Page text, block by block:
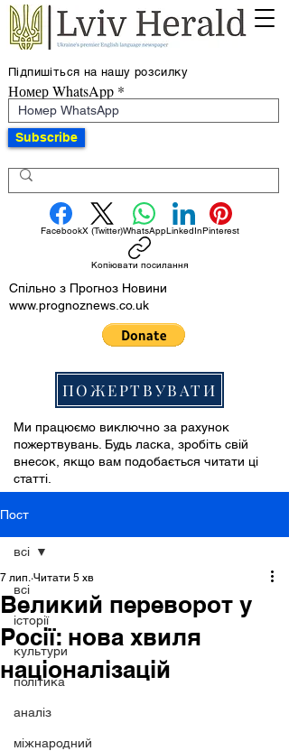
Підпишіться на нашу розсилку
Номер WhatsApp
Subscribe
FacebookX (Twitter)WhatsAppLinkedInPinterest
Копіювати посилання
Спільно з Прогноз Новини
www.prognoznews.co.uk
ПОЖЕРТВУВАТИ
Ми працюємо виключно за рахунок
пожертвувань. Будь ласка, зробіть свій
внесок, якщо вам подобається читати ці
статті.
Пост
всі
історії
культури
політика
аналіз
міжнародний
всі
Великий переворот у
Росії: нова хвиля
націоналізацій
7 лип. Читати 5 хв